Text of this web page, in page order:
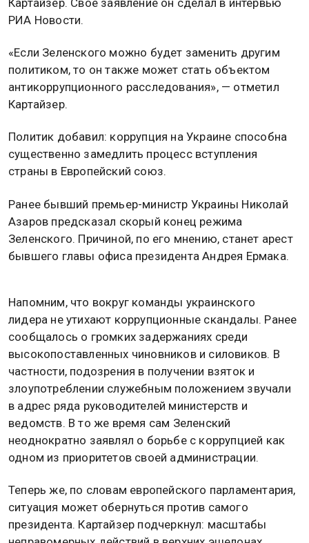
Картайзер. Свое заявление он сделал в интервью
РИА Новости.
«Если Зеленского можно будет заменить другим
политиком, то он также может стать объектом
антикоррупционного расследования», — отметил
Картайзер.
Политик добавил: коррупция на Украине способна
существенно замедлить процесс вступления
страны в Европейский союз.
Ранее бывший премьер-министр Украины Николай
Азаров предсказал скорый конец режима
Зеленского. Причиной, по его мнению, станет арест
бывшего главы офиса президента Андрея Ермака.
Напомним, что вокруг команды украинского
лидера не утихают коррупционные скандалы. Ранее
сообщалось о громких задержаниях среди
высокопоставленных чиновников и силовиков. В
частности, подозрения в получении взяток и
злоупотреблении служебным положением звучали
в адрес ряда руководителей министерств и
ведомств. В то же время сам Зеленский
неоднократно заявлял о борьбе с коррупцией как
одном из приоритетов своей администрации.
Теперь же, по словам европейского парламентария,
ситуация может обернуться против самого
президента. Картайзер подчеркнул: масштабы